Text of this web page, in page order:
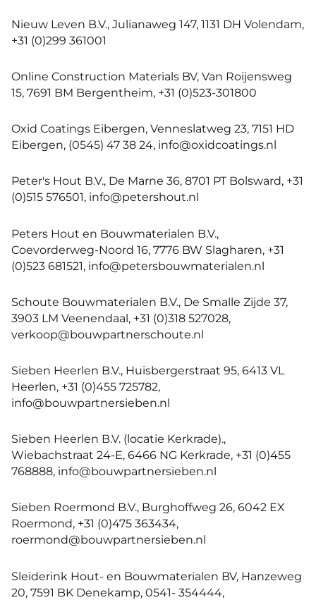
Nieuw Leven B.V., Julianaweg 147, 1131 DH Volendam,
+31 (0)299 361001
Online Construction Materials BV, Van Roijensweg
15, 7691 BM Bergentheim, +31 (0)523-301800
Oxid Coatings Eibergen, Venneslatweg 23, 7151 HD
Eibergen, (0545) 47 38 24, info@oxidcoatings.nl
Peter's Hout B.V., De Marne 36, 8701 PT Bolsward, +31
(0)515 576501, info@petershout.nl
Peters Hout en Bouwmaterialen B.V.,
Coevorderweg-Noord 16, 7776 BW Slagharen, +31
(0)523 681521, info@petersbouwmaterialen.nl
Schoute Bouwmaterialen B.V., De Smalle Zijde 37,
3903 LM Veenendaal, +31 (0)318 527028,
verkoop@bouwpartnerschoute.nl
Sieben Heerlen B.V., Huisbergerstraat 95, 6413 VL
Heerlen, +31 (0)455 725782,
info@bouwpartnersieben.nl
Sieben Heerlen B.V. (locatie Kerkrade).,
Wiebachstraat 24-E, 6466 NG Kerkrade, +31 (0)455
768888, info@bouwpartnersieben.nl
Sieben Roermond B.V., Burghoffweg 26, 6042 EX
Roermond, +31 (0)475 363434,
roermond@bouwpartnersieben.nl
Sleiderink Hout- en Bouwmaterialen BV, Hanzeweg
20, 7591 BK Denekamp, 0541- 354444,